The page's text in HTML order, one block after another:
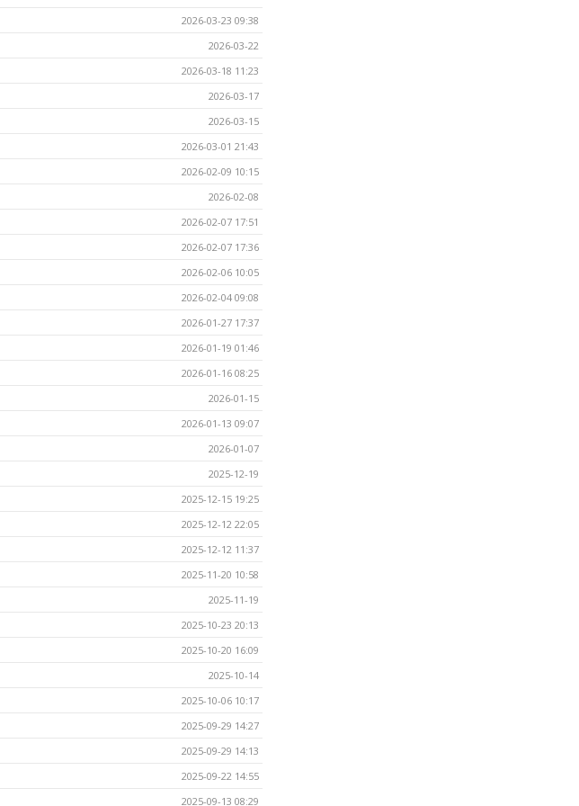
2026-03-23 09:38
2026-03-22
2026-03-18 11:23
2026-03-17
2026-03-15
2026-03-01 21:43
2026-02-09 10:15
2026-02-08
2026-02-07 17:51
2026-02-07 17:36
2026-02-06 10:05
2026-02-04 09:08
2026-01-27 17:37
2026-01-19 01:46
2026-01-16 08:25
2026-01-15
2026-01-13 09:07
2026-01-07
2025-12-19
2025-12-15 19:25
2025-12-12 22:05
2025-12-12 11:37
2025-11-20 10:58
2025-11-19
2025-10-23 20:13
2025-10-20 16:09
2025-10-14
2025-10-06 10:17
2025-09-29 14:27
2025-09-29 14:13
2025-09-22 14:55
2025-09-13 08:29